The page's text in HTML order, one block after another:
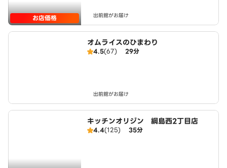
お店価格 出前館がお届け
オムライスのひまわり
4.5(67) 29分
出前館がお届け
キッチンオリジン 綱島西2丁目店
4.4(125) 35分